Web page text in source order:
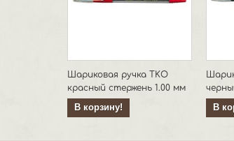
Шариковая ручка TKO
красный стержень 1.00 мм
В корзину! В